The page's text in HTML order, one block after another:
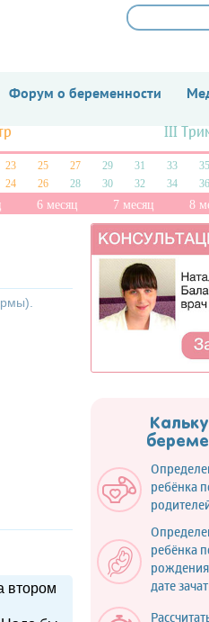
Форум о беременности
III
23 25 27 29 31 33 35
24 26 28 30 32 34 36
6 месяц 7 месяц 8
втором
ребёнка
ребёнка
дате